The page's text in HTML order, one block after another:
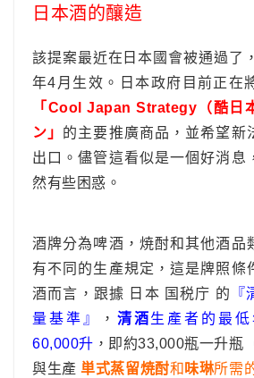
日本酒的釀造
該提案最近在日本國會被通過了
年4月生效。日本政府目前正在
「Cool Japan Strategy（酷日
ン」 的主要推廣商品，並希望新
出口。儘管這看似是一個好消息
然有些困惑。
酒牌分為啤酒，焼酎和其他酒品
有不同的生產規定，這是牌照條
酒而言，跟據 日本 国税庁 的
量基準』
， 清酒生產者的最
60,000升 ，即約33,000瓶一升瓶
與生產単式蒸留焼酎和 味琳所需